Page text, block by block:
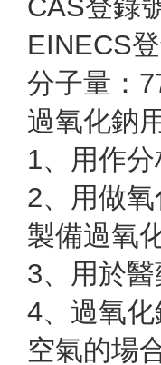
CAS登錄
EINECS
分子量：
過氧化鈉
1、用作
2、用做
製備過氧
3、用於
4、過氧
空氣的場